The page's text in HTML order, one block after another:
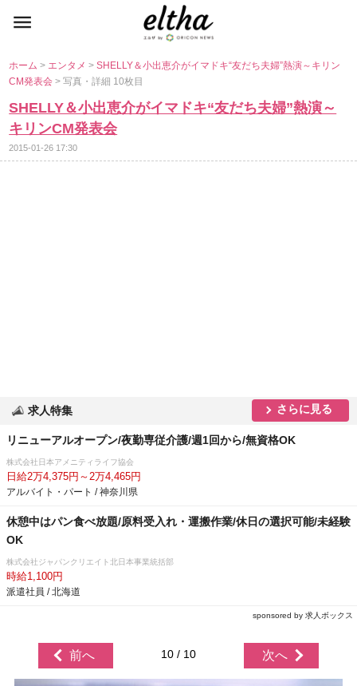
ホーム> エンタメ>SHELLY＆小出恵介がイマドキ“友だち夫婦”熱演～キリン
CM発表会> 写真・詳細 10枚目
SHELLY＆小出恵介がイマドキ“友だち夫婦”熱演～
キリンCM発表会
2015-01-26 17:30
求人特集 さらに見る
リニューアルオープン/夜勤専従介護/週1回から/無資格OK
株式会社日本アメニティライフ協会
日給2万4,375円～2万4,465円
アルバイト・パート / 神奈川県
休憩中はパン食べ放題/原料受入れ・運搬作業/休日の選択可能/未経験
OK
株式会社ジャパンクリエイト北日本事業統括部
時給1,100円
派遣社員 / 北海道
sponsored by 求人ボックス
前へ 10 / 10 次へ